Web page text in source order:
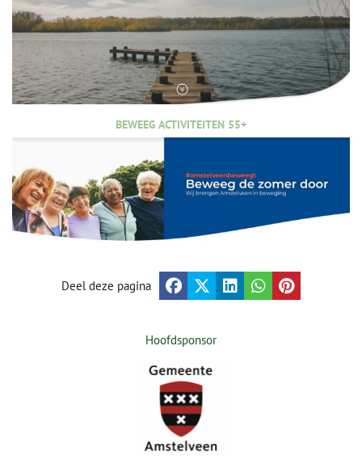
BEWEEG ACTIVITEITEN 55+
Deel deze pagina
Hoofdsponsor